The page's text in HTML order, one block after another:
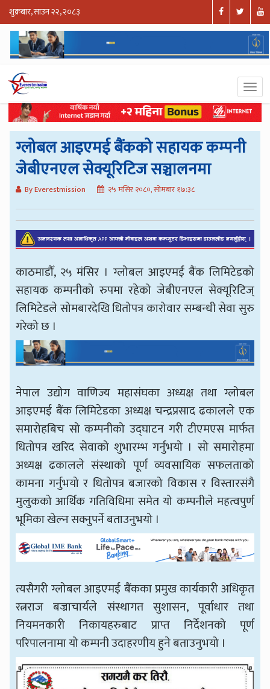
शुक्रबार, साउन २२, २०८३
ग्लोबल आइएमई बैंकको सहायक कम्पनी
जेबीएनएल सेक्यूरिटिज सञ्चालनमा
By Everestmission २५ मंसिर २०८०, सोमबार १७:३८
काठमाडौँ, २५ मंसिर । ग्लोबल आइएमई बैंक लिमिटेडको
सहायक कम्पनीको रुपमा रहेको जेबीएनएल सेक्यूरिटिज्
लिमिटेडले सोमबारदेखि धितोपत्र कारोवार सम्बन्धी सेवा सुरु
गरेको छ ।
नेपाल उद्योग वाणिज्य महासंघका अध्यक्ष तथा ग्लोबल
आइएमई बैंक लिमिटेडका अध्यक्ष चन्द्रप्रसाद ढकालले एक
समारोहबिच सो कम्पनीको उद्घाटन गरी टीएमएस मार्फत
धितोपत्र खरिद सेवाको शुभारम्भ गर्नुभयो । सो समारोहमा
अध्यक्ष ढकालले संस्थाको पूर्ण व्यवसायिक सफलताको
कामना गर्नुभयो र धितोपत्र बजारको विकास र विस्तारसंगै
मुलुकको आर्थिक गतिविधिमा समेत यो कम्पनीले महत्वपुर्ण
भूमिका खेल्न सक्नुपर्ने बताउनुभयो ।
त्यसैगरी ग्लोबल आइएमई बैंकका प्रमुख कार्यकारी अधिकृत
रत्नराज बज्राचार्यले संस्थागत सुशासन, पूर्वाधार तथा
नियमनकारी निकायहरुबाट प्राप्त निर्देशनको पूर्ण
परिपालनामा यो कम्पनी उदाहरणीय हुने बताउनुभयो ।